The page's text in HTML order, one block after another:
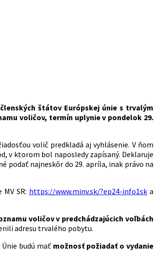
štátov Európskej únie s trvalým
voličov, termín uplynie v pondelok 29.
volič predkladá aj vyhlásenie. V ňom
v ktorom bol naposledy zapísaný. Deklaruje
podať najneskôr do 29. apríla, inak právo na
SR: https://www.minv.sk/?ep24-info1ska
voličov v predchádzajúcich voľbách
adresu trvalého pobytu.
budú mať možnosť požiadať o vydanie